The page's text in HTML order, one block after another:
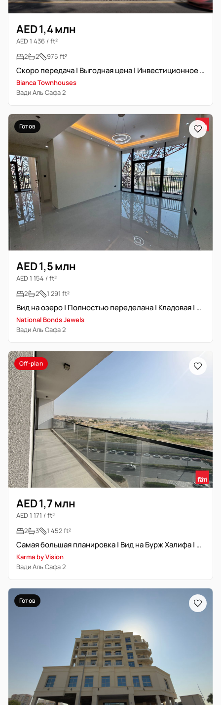
AED 1,4 млн
AED 1 436 / ft²
2
2 975 ft²
Скоро передача | Выгодная цена | Инвестиционное предложение
Bianca Townhouses
Вади Аль Сафа 2
Готов
AED 1,5 млн
AED 1 154 / ft²
2
2 1 291 ft²
Вид на озеро | Полностью переделана | Кладовая | 6500 Emi
National Bonds Jewels
Вади Аль Сафа 2
Off-plan
AED 1,7 млн
AED 1 171 / ft²
2
3 1 452 ft²
Самая большая планировка | Вид на Бурж Халифа | Свободна
Karma by Vision
Вади Аль Сафа 2
Готов